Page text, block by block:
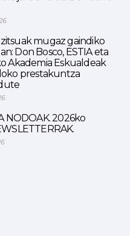
mugaz gaindiko
Don Bosco, ESTIA eta
Akademia Eskualdeak
prestakuntza
NODOAK. 2026ko